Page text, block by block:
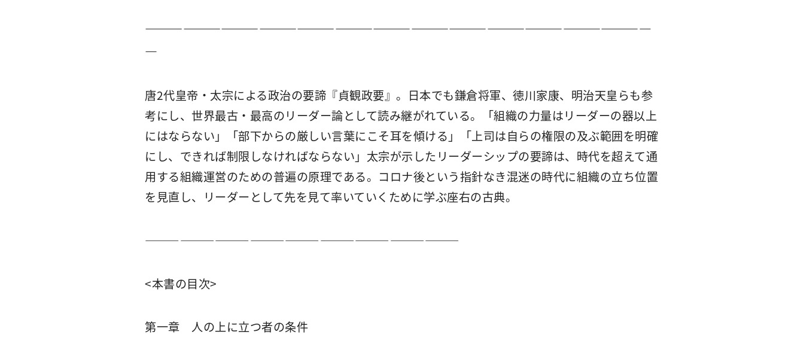
――――――――――――――――――――――――――――――――――――――――
―
唐2代皇帝・太宗による政治の要諦『貞観政要』。日本でも鎌倉将軍、徳川家康、明治天皇らも参
考にし、世界最古・最高のリーダー論として読み継がれている。「組織の力量はリーダーの器以上
にはならない」「部下からの厳しい言葉にこそ耳を傾ける」「上司は自らの権限の及ぶ範囲を明確
にし、できれば制限しなければならない」太宗が示したリーダーシップの要諦は、時代を超えて通
用する組織運営のための普遍の原理である。コロナ後という指針なき混迷の時代に組織の立ち位置
を見直し、リーダーとして先を見て率いていくために学ぶ座右の古典。
―――――――――――――――――――――――――――
<本書の目次>
第一章 人の上に立つ者の条件